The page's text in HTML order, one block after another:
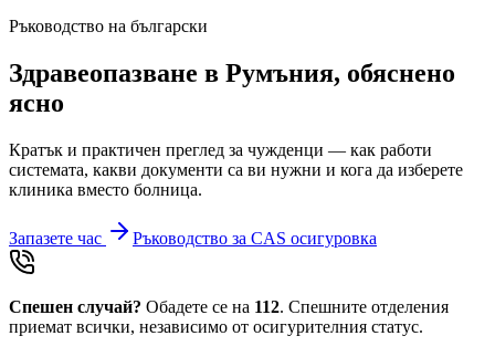
Ръководство на български
Здравеопазване в Румъния, обяснено
ясно
Кратък и практичен преглед за чужденци — как работи
системата, какви документи са ви нужни и кога да изберете
клиника вместо болница.
Запазете час Ръководство за CAS осигуровка
Спешен случай? Обадете се на 112. Спешните отделения
приемат всички, независимо от осигурителния статус.